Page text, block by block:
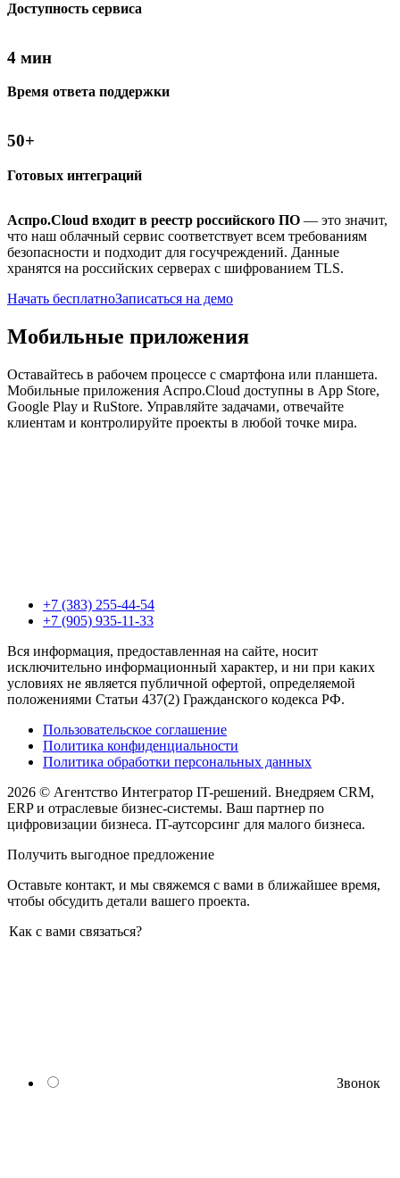
Доступность сервиса
4 мин
Время ответа поддержки
50+
Готовых интеграций
Аспро.Cloud входит в реестр российского ПО — это значит,
что наш облачный сервис соответствует всем требованиям
безопасности и подходит для госучреждений. Данные
хранятся на российских серверах с шифрованием TLS.
Начать бесплатноЗаписаться на демо
Мобильные приложения
Оставайтесь в рабочем процессе с смартфона или планшета.
Мобильные приложения Аспро.Cloud доступны в App Store,
Google Play и RuStore. Управляйте задачами, отвечайте
клиентам и контролируйте проекты в любой точке мира.
+7 (383) 255-44-54
+7 (905) 935-11-33
Вся информация, предоставленная на сайте, носит
исключительно информационный характер, и ни при каких
условиях не является публичной офертой, определяемой
положениями Статьи 437(2) Гражданского кодекса РФ.
Пользовательское соглашение
Политика конфиденциальности
Политика обработки персональных данных
2026 © Агентство Интегратор IT-решений. Внедряем CRM,
ERP и отраслевые бизнес-системы. Ваш партнер по
цифровизации бизнеса. IT-аутсорсинг для малого бизнеса.
Получить выгодное предложение
Оставьте контакт, и мы свяжемся с вами в ближайшее время,
чтобы обсудить детали вашего проекта.
Как с вами связаться?
Звонок